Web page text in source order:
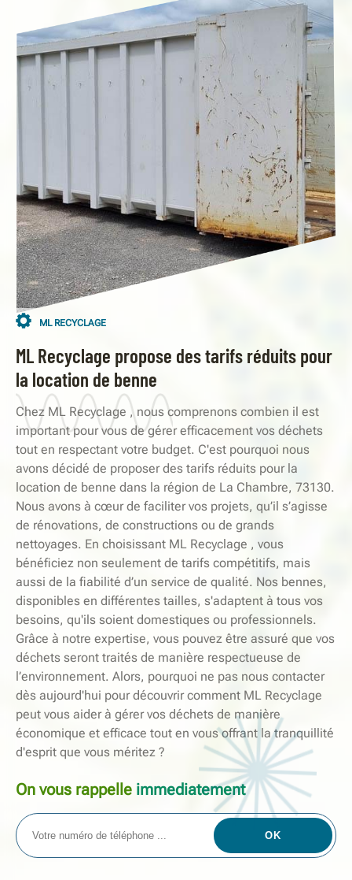
ML RECYCLAGE
ML Recyclage propose des tarifs réduits pour
la location de benne
Chez ML Recyclage , nous comprenons combien il est
important pour vous de gérer efficacement vos déchets
tout en respectant votre budget. C'est pourquoi nous
avons décidé de proposer des tarifs réduits pour la
location de benne dans la région de La Chambre, 73130.
Nous avons à cœur de faciliter vos projets, qu’il s’agisse
de rénovations, de constructions ou de grands
nettoyages. En choisissant ML Recyclage , vous
bénéficiez non seulement de tarifs compétitifs, mais
aussi de la fiabilité d’un service de qualité. Nos bennes,
disponibles en différentes tailles, s'adaptent à tous vos
besoins, qu'ils soient domestiques ou professionnels.
Grâce à notre expertise, vous pouvez être assuré que vos
déchets seront traités de manière respectueuse de
l’environnement. Alors, pourquoi ne pas nous contacter
dès aujourd'hui pour découvrir comment ML Recyclage
peut vous aider à gérer vos déchets de manière
économique et efficace tout en vous offrant la tranquillité
d'esprit que vous méritez ?
On vous rappelle immediatement